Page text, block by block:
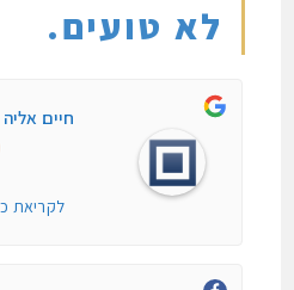
לא טועים.
חיים
לקריאת